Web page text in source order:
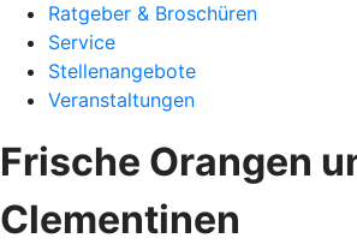
Ratgeber & Broschüren
Service
Stellenangebote
Veranstaltungen
Frische Orangen
Clementinen